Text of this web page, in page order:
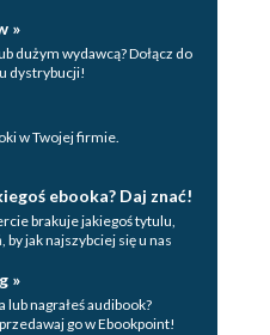
»
dużym wydawcą? Dołącz do
dystrybucji!
w Twojej firmie.
ebooka? Daj znać!
brakuje jakiegoś tytulu,
by jak najszybciej się u nas
»
lub nagrałeś audibook?
go w Ebookpoint!